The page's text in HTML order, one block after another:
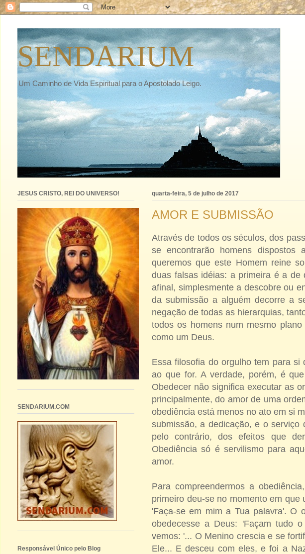
SENDARIUM
Um Caminho de Vida Espiritual para o Apostolado Leigo.
quarta-feira, 5 de julho de 2017
AMOR E SUBMISSÃO
Através de todos os séculos, dos
se encontrarão homens dispostos
queremos que este Homem reine
duas falsas idéias: a primeira é a de
afinal, simplesmente a descobre ou
da submissão a alguém decorre a
negação de todas as hierarquias,
todos os homens num mesmo
como um Deus.
Essa filosofia do orgulho tem para si
ao que for. A verdade, porém, é
Obedecer não significa executar as
principalmente, do amor de uma
obediência está menos no ato em si
submissão, a dedicação, e o
pelo contrário, dos efeitos que
Obediência só é servilismo para
amor.
Para compreendermos a
primeiro deu-se no momento em
'Faça-se em mim a Tua palavra'. O
obedecesse a Deus: 'Façam tudo
vemos: '... O Menino crescia e se
Ele... E desceu com eles, e foi a
JESUS CRISTO, REI DO UNIVERSO!
SENDARIUM.COM
Responsável Único pelo Blog